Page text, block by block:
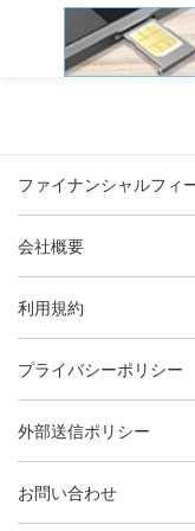
ファイナンシャルフィ
会社概要
利用規約
プライバシーポリシー
外部送信ポリシー
お問い合わせ